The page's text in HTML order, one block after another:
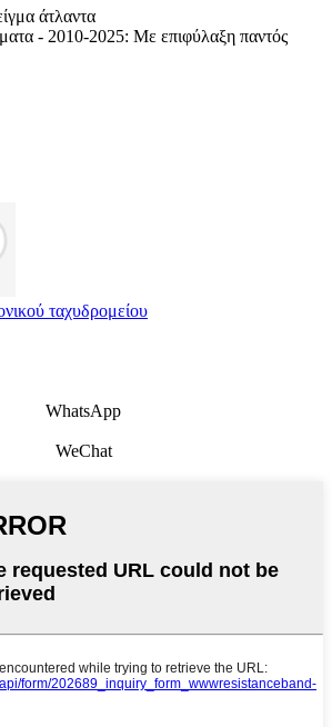
άτλαντα
- 2010-2025: Με επιφύλαξη παντός
ταχυδρομείου
WhatsApp
WeChat